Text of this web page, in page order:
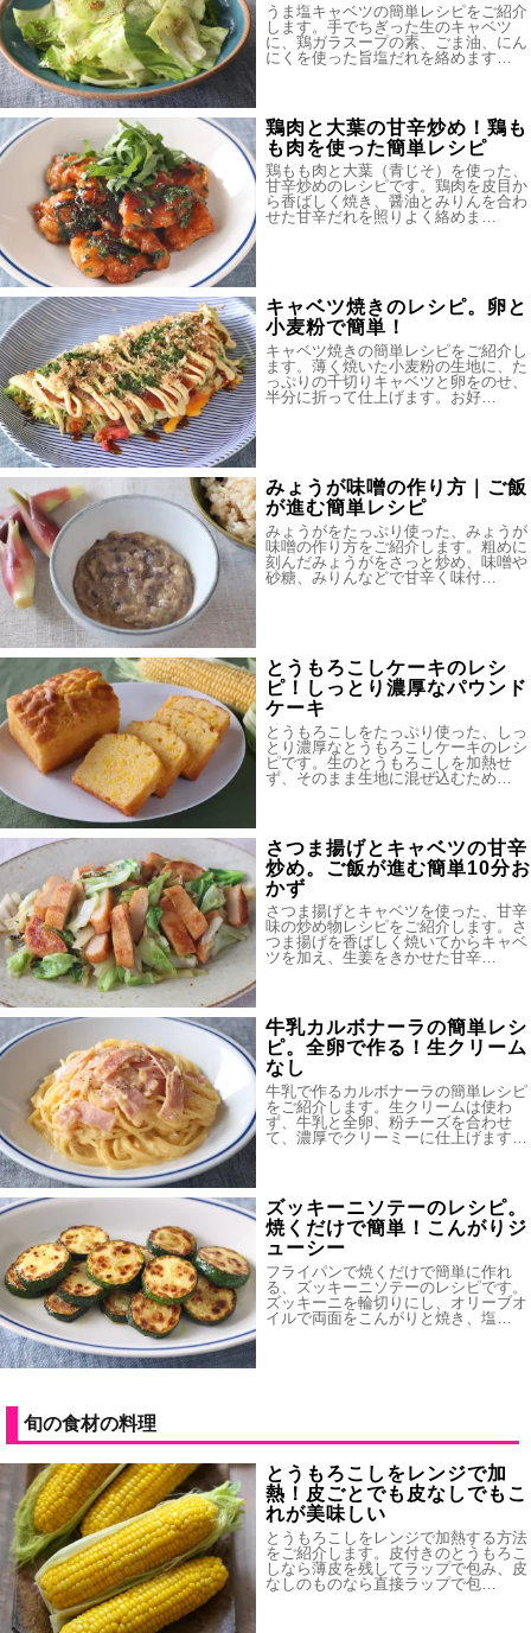
うま塩キャベツの簡単レシピをご紹介
します。手でちぎった生のキャベツ
に、鶏ガラスープの素、ごま油、にん
にくを使った旨塩だれを絡めます…
鶏肉と大葉の甘辛炒め！鶏も
も肉を使った簡単レシピ
鶏もも肉と大葉（青じそ）を使った、
甘辛炒めのレシピです。鶏肉を皮目か
ら香ばしく焼き、醤油とみりんを合わ
せた甘辛だれを照りよく絡めま…
キャベツ焼きのレシピ。卵と
小麦粉で簡単！
キャベツ焼きの簡単レシピをご紹介し
ます。薄く焼いた小麦粉の生地に、た
っぷりの千切りキャベツと卵をのせ、
半分に折って仕上げます。お好…
みょうが味噌の作り方｜ご飯
が進む簡単レシピ
みょうがをたっぷり使った、みょうが
味噌の作り方をご紹介します。粗めに
刻んだみょうがをさっと炒め、味噌や
砂糖、みりんなどで甘辛く味付…
とうもろこしケーキのレシ
ピ！しっとり濃厚なパウンド
ケーキ
とうもろこしをたっぷり使った、しっ
とり濃厚なとうもろこしケーキのレシ
ピです。生のとうもろこしを加熱せ
ず、そのまま生地に混ぜ込むため…
さつま揚げとキャベツの甘辛
炒め。ご飯が進む簡単10分お
かず
さつま揚げとキャベツを使った、甘辛
味の炒め物レシピをご紹介します。さ
つま揚げを香ばしく焼いてからキャベ
ツを加え、生姜をきかせた甘辛…
牛乳カルボナーラの簡単レシ
ピ。全卵で作る！生クリーム
なし
牛乳で作るカルボナーラの簡単レシピ
をご紹介します。生クリームは使わ
ず、牛乳と全卵、粉チーズを合わせ
て、濃厚でクリーミーに仕上げます…
ズッキーニソテーのレシピ。
焼くだけで簡単！こんがりジ
ューシー
フライパンで焼くだけで簡単に作れ
る、ズッキーニソテーのレシピです。
ズッキーニを輪切りにし、オリーブオ
イルで両面をこんがりと焼き、塩…
旬の食材の料理
とうもろこしをレンジで加
熱！皮ごとでも皮なしでもこ
れが美味しい
とうもろこしをレンジで加熱する方法
をご紹介します。皮付きのとうもろこ
しなら薄皮を残してラップで包み、皮
なしのものなら直接ラップで包…